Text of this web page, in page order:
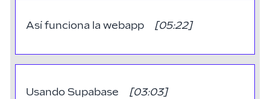
Así funciona la webapp [05:22]
Usando Supabase [03:03]